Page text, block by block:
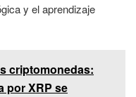
y el aprendizaje
criptomonedas:
por XRP se